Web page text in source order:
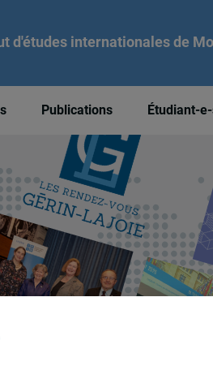
d'études internationales de
Publications Étudiant-